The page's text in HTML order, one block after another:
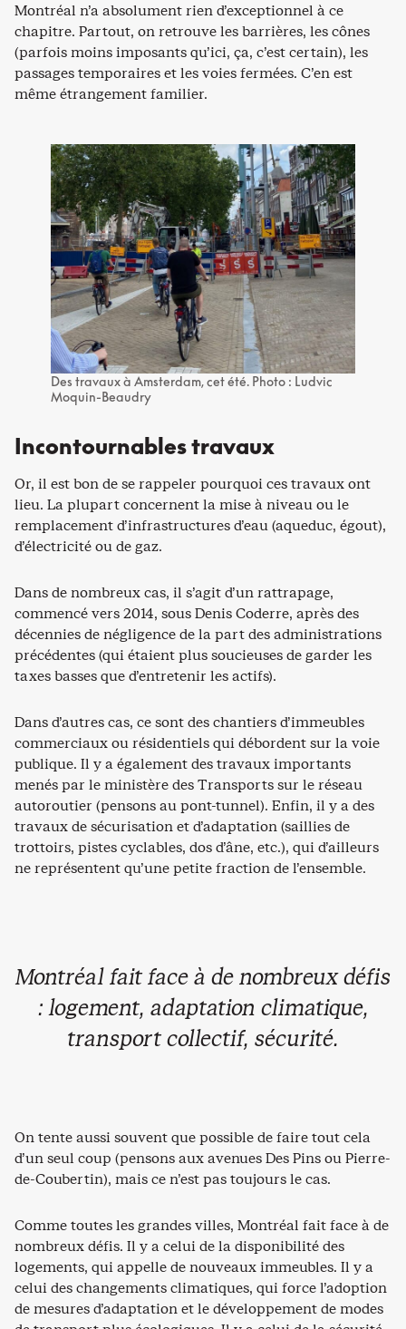
Montréal n’a absolument rien d’exceptionnel à ce
chapitre. Partout, on retrouve les barrières, les cônes
(parfois moins imposants qu’ici, ça, c’est certain), les
passages temporaires et les voies fermées. C’en est
même étrangement familier.
Des travaux à Amsterdam, cet été. Photo : Ludvic
Moquin-Beaudry
Incontournables travaux
Or, il est bon de se rappeler pourquoi ces travaux ont
lieu. La plupart concernent la mise à niveau ou le
remplacement d’infrastructures d’eau (aqueduc, égout),
d’électricité ou de gaz.
Dans de nombreux cas, il s’agit d’un rattrapage,
commencé vers 2014, sous Denis Coderre, après des
décennies de négligence de la part des administrations
précédentes (qui étaient plus soucieuses de garder les
taxes basses que d’entretenir les actifs).
Dans d’autres cas, ce sont des chantiers d’immeubles
commerciaux ou résidentiels qui débordent sur la voie
publique. Il y a également des travaux importants
menés par le ministère des Transports sur le réseau
autoroutier (pensons au pont-tunnel). Enfin, il y a des
travaux de sécurisation et d’adaptation (saillies de
trottoirs, pistes cyclables, dos d’âne, etc.), qui d’ailleurs
ne représentent qu’une petite fraction de l’ensemble.
Montréal fait face à de nombreux défis
: logement, adaptation climatique,
transport collectif, sécurité.
On tente aussi souvent que possible de faire tout cela
d’un seul coup (pensons aux avenues Des Pins ou Pierre-
de-Coubertin), mais ce n’est pas toujours le cas.
Comme toutes les grandes villes, Montréal fait face à de
nombreux défis. Il y a celui de la disponibilité des
logements, qui appelle de nouveaux immeubles. Il y a
celui des changements climatiques, qui force l’adoption
de mesures d’adaptation et le développement de modes